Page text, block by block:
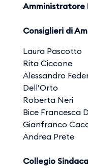
Amministratore
Consiglieri di
Laura Pascotto
Rita Ciccone
Alessandro
Dell’Orto
Roberta Neri
Bice Francesca
Gianfranco
Andrea Prete
Collegio